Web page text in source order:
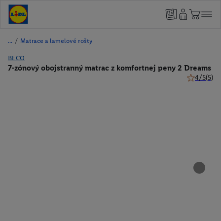
/ Matrace a lamelové rošty
BECO
7-zónový obojstranný matrac z komfortnej peny 2 Dreams
4/5(5)